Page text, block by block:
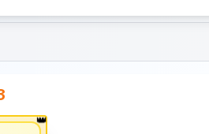
👑